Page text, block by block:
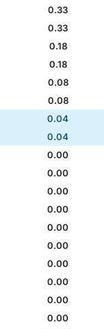
0.33
0.33
0.18
0.18
0.08
0.08
0.04
0.04
0.00
0.00
0.00
0.00
0.00
0.00
0.00
0.00
0.00
0.00